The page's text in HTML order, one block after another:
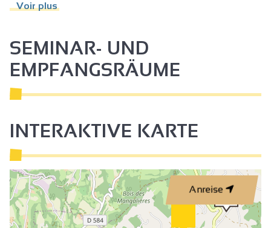
Unabhängiger Garten
Besitzer in der Nähe
Parkplatz
Touristenbroschüren
Reinigung gegen Aufpreis
Endreinigung
Freie Verwaltung
Küche
Voir plus
SEMINAR- UND
EMPFANGSRÄUME
INTERAKTIVE KARTE
Anreise